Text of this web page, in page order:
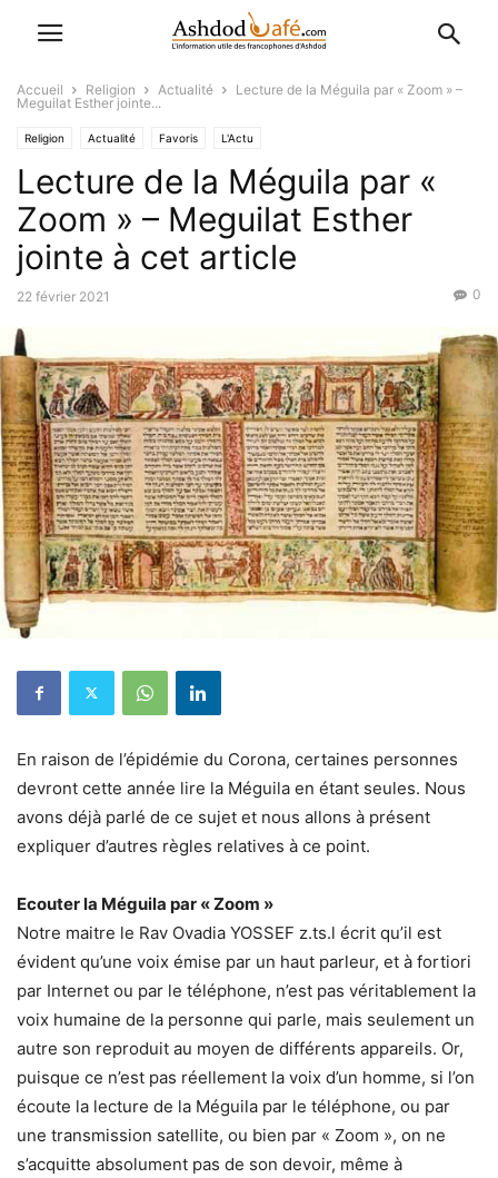
Accueil Religion Actualité
Lecture de la Méguila par « Zoom » –
Meguilat Esther jointe...
Religion Actualité Favoris L'Actu
Lecture de la Méguila par «
Zoom » – Meguilat Esther
jointe à cet article
22 février 2021 0
En raison de l’épidémie du Corona, certaines personnes
devront cette année lire la Méguila en étant seules. Nous
avons déjà parlé de ce sujet et nous allons à présent
expliquer d’autres règles relatives à ce point.
Ecouter la Méguila par « Zoom »
Notre maitre le Rav Ovadia YOSSEF z.ts.l écrit qu’il est
évident qu’une voix émise par un haut parleur, et à fortiori
par Internet ou par le téléphone, n’est pas véritablement la
voix humaine de la personne qui parle, mais seulement un
autre son reproduit au moyen de différents appareils. Or,
puisque ce n’est pas réellement la voix d’un homme, si l’on
écoute la lecture de la Méguila par le téléphone, ou par
une transmission satellite, ou bien par « Zoom », on ne
s’acquitte absolument pas de son devoir, même à